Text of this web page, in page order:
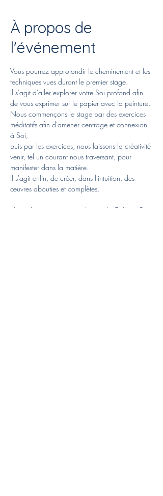
À propos de
l'événement
Vous pourrez approfondir le cheminement et les
techniques vues durant le premier stage.
Il s'agit d'aller explorer votre Soi profond afin
de vous exprimer sur le papier avec la peinture.
Nous commençons le stage par des exercices
méditatifs afin d'amener centrage et connexion
à Soi,
puis par les exercices, nous laissons la créativité
venir, tel un courant nous traversant, pour
manifester dans la matière.
Il s'agit enfin, de créer, dans l'intuition, des
œuvres abouties et complètes.
- lieu: dans mon atelier à la rue du Collège 9,